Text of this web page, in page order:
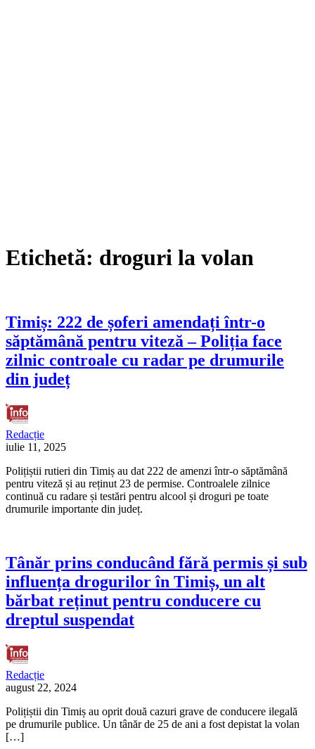
Etichetă: droguri la volan
Timiș: 222 de șoferi amendați într-o
săptămână pentru viteză – Poliția face
zilnic controale cu radar pe drumurile
din județ
Redacție
iulie 11, 2025
Polițiștii rutieri din Timiș au dat 222 de amenzi într-o săptămână
pentru viteză și au reținut 23 de permise. Controalele zilnice
continuă cu radare și testări pentru alcool și droguri pe toate
drumurile importante din județ.
Tânăr prins conducând fără permis și sub
influența drogurilor în Timiș, un alt
bărbat reținut pentru conducere cu
dreptul suspendat
Redacție
august 22, 2024
Polițiștii din Timiș au oprit două cazuri grave de conducere ilegală
pe drumurile publice. Un tânăr de 25 de ani a fost depistat la volan
[…]